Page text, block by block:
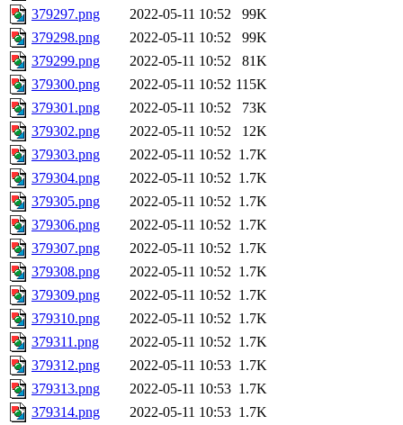
379297.png
2022-05-11 10:52
99K
379298.png
2022-05-11 10:52
99K
379299.png
2022-05-11 10:52
81K
379300.png
2022-05-11 10:52 115K
379301.png
2022-05-11 10:52
73K
379302.png
2022-05-11 10:52
12K
379303.png
2022-05-11 10:52 1.7K
379304.png
2022-05-11 10:52 1.7K
379305.png
2022-05-11 10:52 1.7K
379306.png
2022-05-11 10:52 1.7K
379307.png
2022-05-11 10:52 1.7K
379308.png
2022-05-11 10:52 1.7K
379309.png
2022-05-11 10:52 1.7K
379310.png
2022-05-11 10:52 1.7K
379311.png
2022-05-11 10:52 1.7K
379312.png
2022-05-11 10:53 1.7K
379313.png
2022-05-11 10:53 1.7K
379314.png
2022-05-11 10:53 1.7K